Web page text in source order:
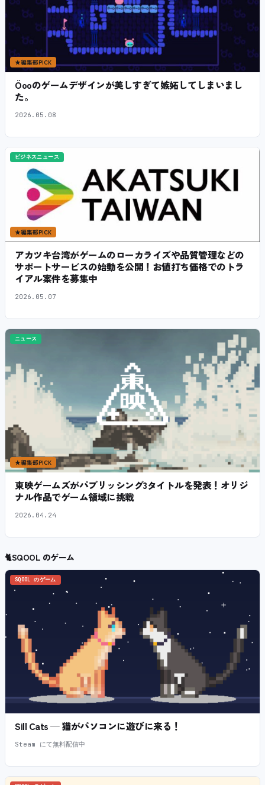
★編集部PICK
Öooのゲームデザインが美しすぎて嫉妬してしまいまし
た。
2026.05.08
ビジネスニュース
★編集部PICK
アカツキ台湾がゲームのローカライズや品質管理などの
サポートサービスの始動を公開！お値打ち価格でのトラ
イアル案件を募集中
2026.05.07
ニュース
★編集部PICK
東映ゲームズがパブリッシング3タイトルを発表！オリジ
ナル作品でゲーム領域に挑戦
2026.04.24
🐈SQOOL のゲーム
SQOOL のゲーム
Sill Cats — 猫がパソコンに遊びに来る！
Steam にて無料配信中